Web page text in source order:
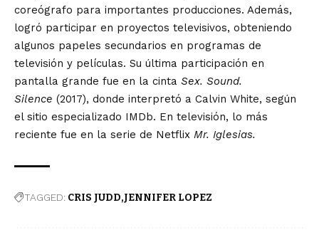
coreógrafo para importantes producciones. Además,
logró participar en proyectos televisivos, obteniendo
algunos papeles secundarios en programas de
televisión y películas. Su última participación en
pantalla grande fue en la cinta Sex. Sound.
Silence (2017), donde interpretó a Calvin White, según
el sitio especializado IMDb. En televisión, lo más
reciente fue en la serie de Netflix Mr. Iglesias.
TAGGED: CRIS JUDD JENNIFER LOPEZ